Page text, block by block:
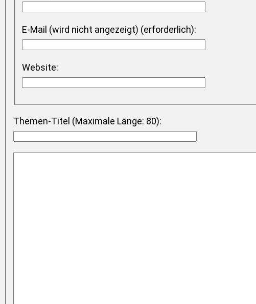
E-Mail (wird nicht angezeigt) (erforderlich):
Website:
Themen-Titel (Maximale Länge: 80):